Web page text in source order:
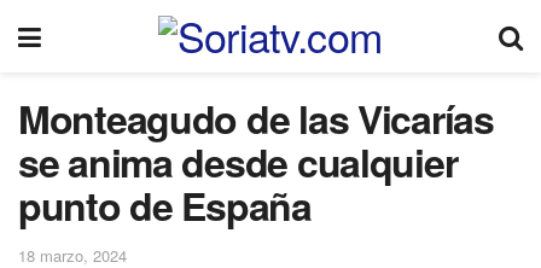
Monteagudo de las Vicarías
se anima desde cualquier
punto de España
18 marzo, 2024